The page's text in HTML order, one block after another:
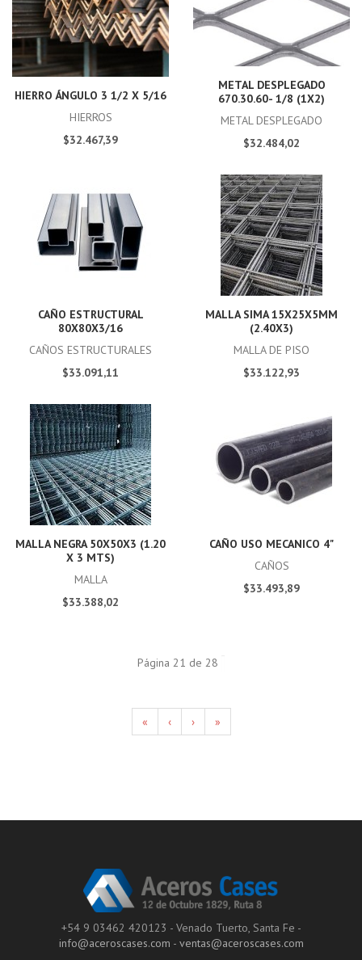
HIERRO ÁNGULO 3 1/2 X 5/16
HIERROS
$32.467,39
METAL DESPLEGADO
670.30.60- 1/8 (1X2)
METAL DESPLEGADO
$32.484,02
CAÑO ESTRUCTURAL
80X80X3/16
CAÑOS ESTRUCTURALES
$33.091,11
MALLA SIMA 15X25X5MM
(2.40X3)
MALLA DE PISO
$33.122,93
MALLA NEGRA 50X50X3 (1.20
X 3 MTS)
MALLA
$33.388,02
CAÑO USO MECANICO 4"
CAÑOS
$33.493,89
Página 21 de 28
« ‹ › »
+54 9 03462 420123 - Venado Tuerto, Santa Fe -
info@aceroscases.com - ventas@aceroscases.com